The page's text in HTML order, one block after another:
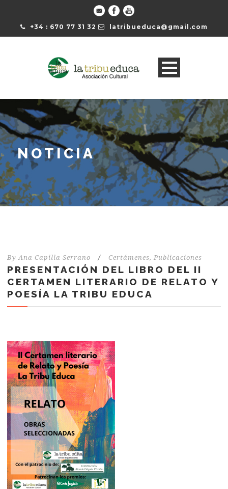
+34 : 670 77 31 32 latribueduca@gmail.com
NOTICIA
ByAna Capilla Serrano / Certámenes, Publicaciones
PRESENTACIÓN DEL LIBRO DEL II
CERTAMEN LITERARIO DE RELATO Y
POESÍA LA TRIBU EDUCA